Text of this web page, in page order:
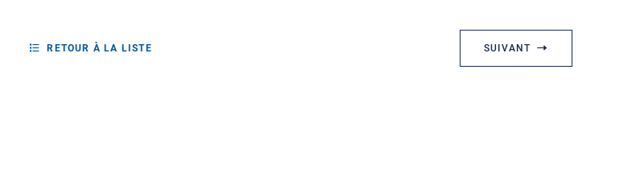
RETOUR À LA LISTE SUIVANT